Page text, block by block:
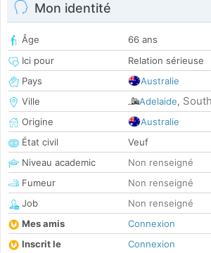
Mon identité
Âge
66 ans
Ici pour
Relation sérieuse
Pays
Australie
Ville
Adelaide,
Origine
Australie
État civil
Veuf
Niveau academic
Non renseigné
Fumeur
Non renseigné
Job
Non renseigné
Mes amis
Connexion
Inscrit le
Connexion